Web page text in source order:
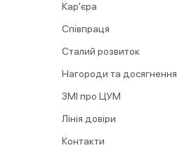
Кар'єра
Співпраця
Сталий розвиток
Нагороди та досягнення
ЗМІ про ЦУМ
Лінія довіри
Контакти